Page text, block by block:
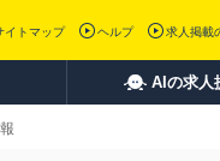
イトマップ ヘルプ 求人掲載
AIの求人